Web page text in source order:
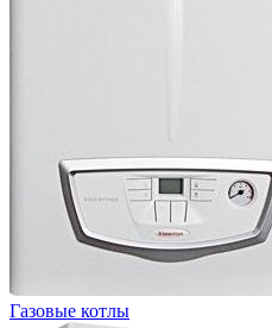
Газовые котлы